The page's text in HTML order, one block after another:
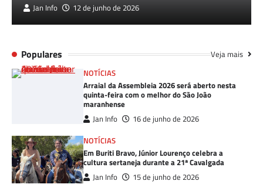
Jan Info 12 de junho de 2026
Populares Veja mais
NOTÍCIAS
Arraial da Assembleia 2026 será aberto nesta
quinta-feira com o melhor do São João
maranhense
Jan Info
16 de junho de 2026
NOTÍCIAS
Em Buriti Bravo, Júnior Lourenço celebra a
cultura sertaneja durante a 21ª Cavalgada
Jan Info
15 de junho de 2026